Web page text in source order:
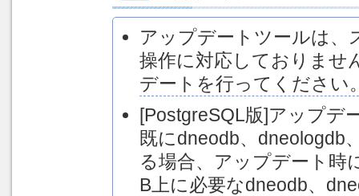
アップデートツールは、
操作に対応しておりませ
デートを行ってください
[PostgreSQL版]アップデ
既にdneodb、dneologdb
る場合、アップデート時
B上に必要なdneodb、